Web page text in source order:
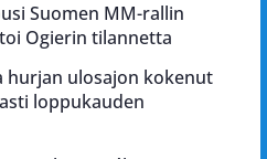
Suomen MM-rallin
Ogierin tilannetta
hurjan ulosajon kokenut
loppukauden